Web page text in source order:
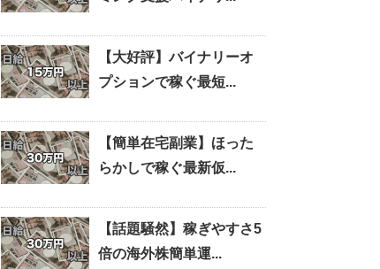
【大好評】バイナリーオ
プションで稼ぐ最短...
【簡単在宅副業】ほった
らかしで稼ぐ最新仮...
【話題騒然】稼ぎやすさ5
倍の海外株簡単運...